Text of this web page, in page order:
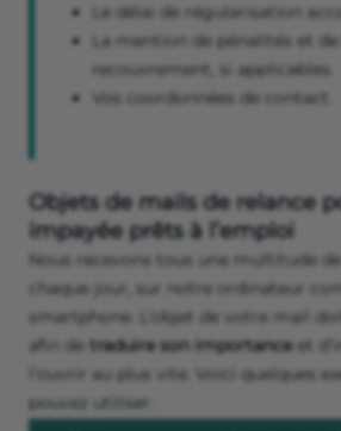
Le délai de régularisation
La mention de pénalités et
recouvrement, si applicables.
Vos coordonnées de contact.
Objets de mails de relance
impayée prêts à l’emploi
Nous recevons tous une multitude
chaque jour, sur notre ordinateur
smartphone. L’objet de votre mail
afin de traduire son importanceet
l’ouvrir au plus vite. Voici quelques
pouvez utiliser.